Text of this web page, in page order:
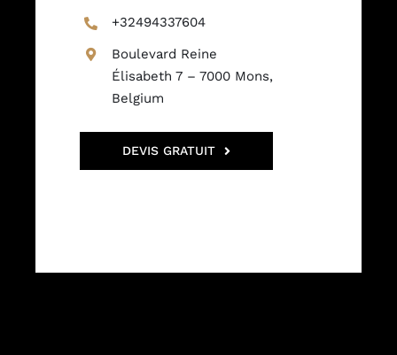
+32494337604
Boulevard Reine
Élisabeth 7 – 7000 Mons,
Belgium
DEVIS GRATUIT